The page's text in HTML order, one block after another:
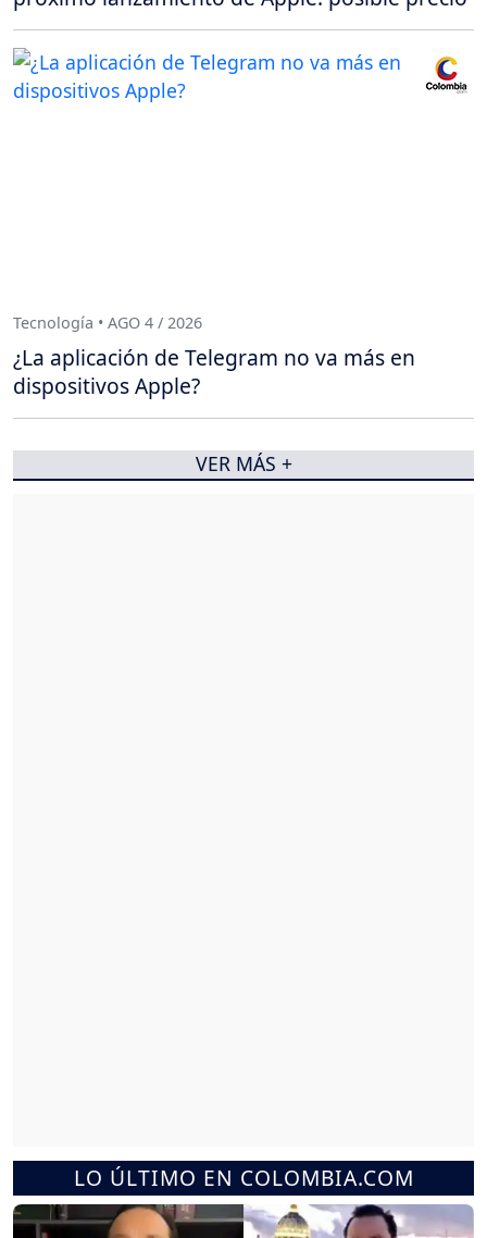
LO ÚLTIMO EN COLOMBIA.COM
Tecnología • AGO 4 / 2026
¿La aplicación de Telegram no va más en
dispositivos Apple?
VER MÁS +